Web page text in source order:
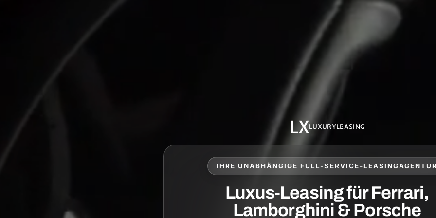
LXLUXURYLEASING
IHRE UNABHÄNGIGE FULL-SERVICE-
Luxus-Leasing für Ferrari,
Lamborghini & Porsche